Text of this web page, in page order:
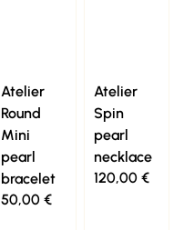
Atelier
Round
Mini
pearl
bracelet
50,00 €
Atelier
Spin
pearl
necklace
120,00 €